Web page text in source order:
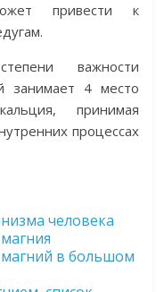
привести к
важности
занимает 4 место
принимая
процессах
человека
в большом